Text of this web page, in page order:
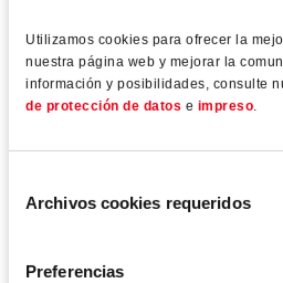
Utilizamos cookies para ofrecer la
nuestra página web y mejorar la
información y posibilidades, consulte
de protección de datos e impreso.
deArchivos cookies requeridos
Preferencias
Acepte nuestras
YouTube.
Cambiar la